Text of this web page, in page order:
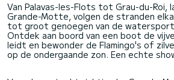
Van Palavas-les-Flots tot Grau-du-Roi,
Grande-Motte, volgen de stranden
tot groot genoegen van de
Ontdek aan boord van een boot de
leidt en bewonder de Flamingo's of
op de ondergaande zon. Een echte